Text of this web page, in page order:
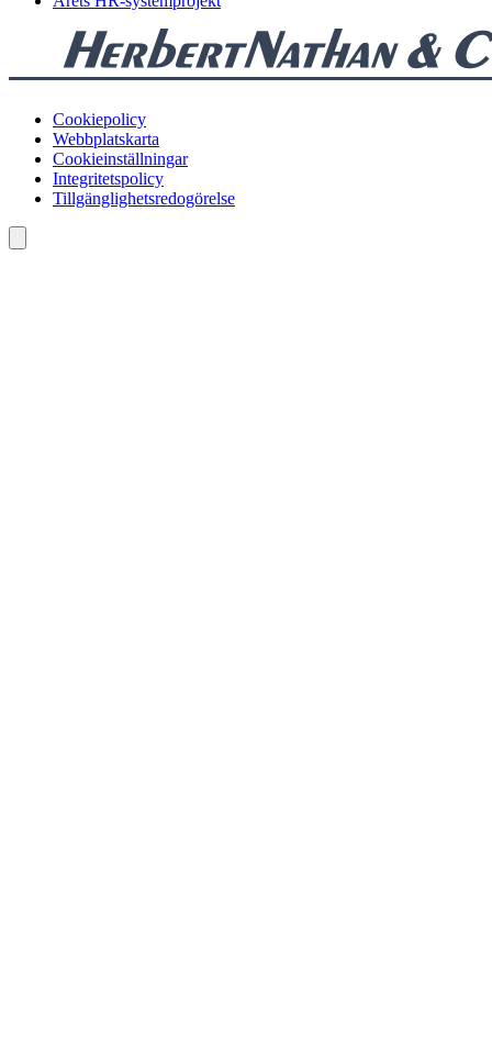
Cookiepolicy
Webbplatskarta
Cookieinställningar
Integritetspolicy
Tillgänglighetsredogörelse